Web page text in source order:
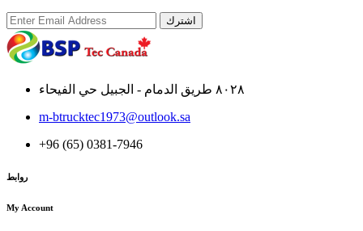
اشترك
٨٠٢٨ طريق الدمام - الجبيل حي الفيحاء
m-btrucktec1973@outlook.sa
+96 (65) 0381-7946
روابط
My Account